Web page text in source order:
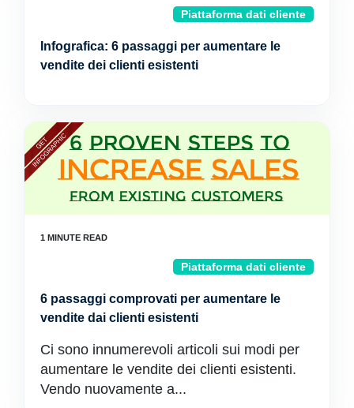
Piattaforma dati cliente
Infografica: 6 passaggi per aumentare le
vendite dei clienti esistenti
Piattaforma dati cliente
6 passaggi comprovati per aumentare le
vendite dai clienti esistenti
Ci sono innumerevoli articoli sui modi per
aumentare le vendite dei clienti esistenti.
Vendo nuovamente a...